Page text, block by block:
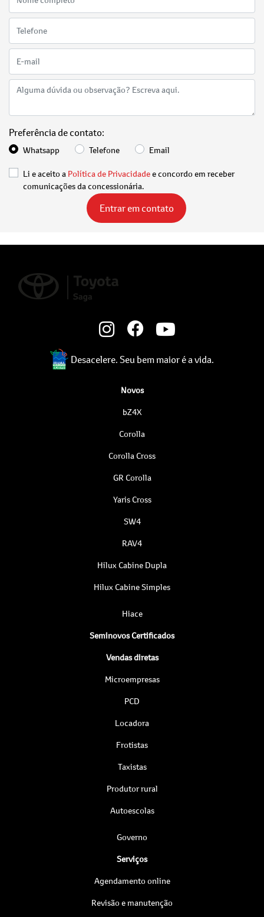
Preferência de contato:
Whatsapp Telefone Email
Li e aceito a Política de Privacidadee concordo em receber
comunicações da concessionária.
Entrar em contato
Desacelere. Seu bem maior é a vida.
Novos
bZ4X
Corolla
Corolla Cross
GR Corolla
Yaris Cross
SW4
RAV4
Hilux Cabine Dupla
Hilux Cabine Simples
Hiace
Seminovos Certificados
Vendas diretas
Microempresas
PCD
Locadora
Frotistas
Taxistas
Produtor rural
Autoescolas
Governo
Serviços
Agendamento online
Revisão e manutenção